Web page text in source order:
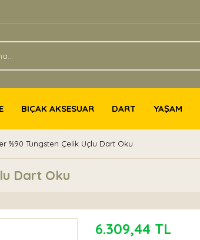
BIÇAK AKSESUAR DART YAŞAM
%90 Tungsten Çelik Uçlu Dart Oku
Dart Oku
6.309,44 TL